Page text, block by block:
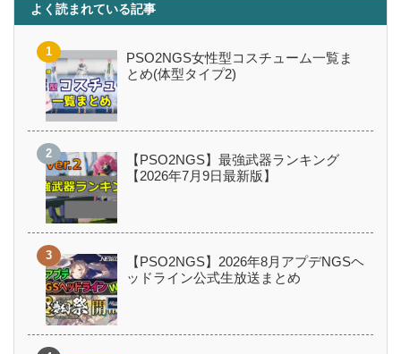
よく読まれている記事
PSO2NGS女性型コスチューム一覧ま
とめ(体型タイプ2)
【PSO2NGS】最強武器ランキング
【2026年7月9日最新版】
【PSO2NGS】2026年8月アプデNGSヘ
ッドライン公式生放送まとめ